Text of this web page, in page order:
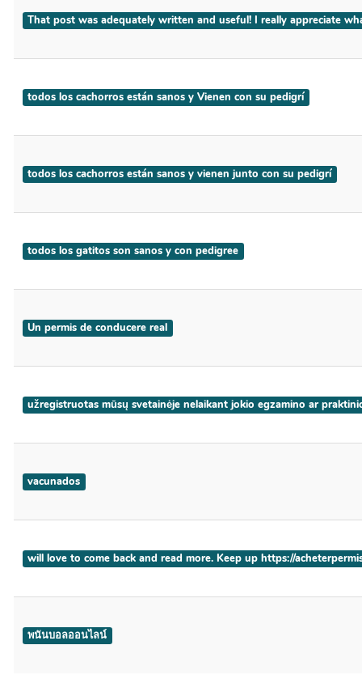
That post was adequately written and useful! I really appreciate
todos los cachorros están sanos y Vienen con su pedigrí
todos los cachorros están sanos y vienen junto con su pedigrí
todos los gatitos son sanos y con pedigree
Un permis de conducere real
užregistruotas mūsų svetainėje nelaikant jokio egzamino ar
vacunados
will love to come back and read more. Keep up https://
พนันบอลออนไลน์